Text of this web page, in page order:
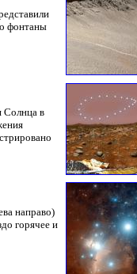
фонтаны
Солнца в
направо)
горячее и